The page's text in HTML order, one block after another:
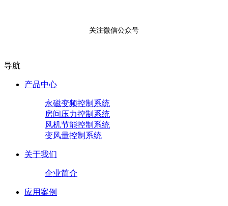
关注微信公众号
导航
产品中心
永磁变频控制系统
房间压力控制系统
风机节能控制系统
变风量控制系统
关于我们
企业简介
应用案例